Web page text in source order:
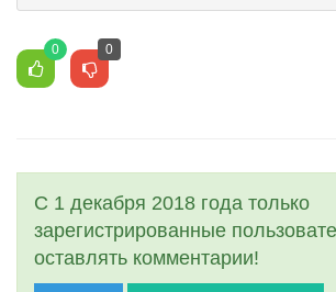
0 0
С 1 декабря 2018 года только
зарегистрированные
оставлять комментарии!